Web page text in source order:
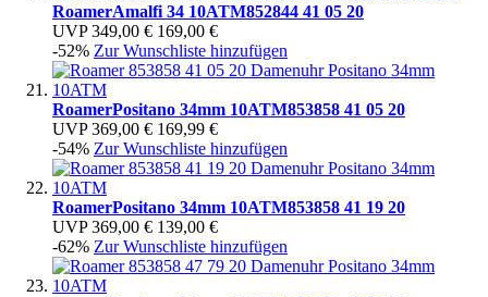
RoamerAmalfi 34 10ATM852844 41 05 20
UVP 349,00 € 169,00 €
-52% Zur Wunschliste hinzufügen
RoamerPositano 34mm 10ATM853858 41 05 20
UVP 369,00 € 169,99 €
-54% Zur Wunschliste hinzufügen
RoamerPositano 34mm 10ATM853858 41 19 20
UVP 369,00 € 139,00 €
-62% Zur Wunschliste hinzufügen